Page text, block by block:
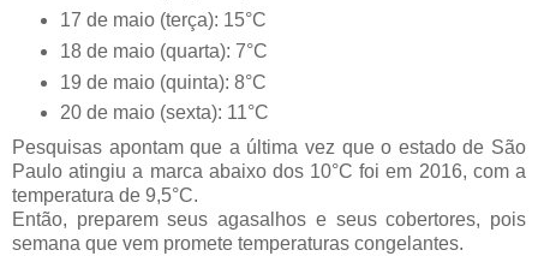
17 de maio (terça): 15°C
18 de maio (quarta): 7°C
19 de maio (quinta): 8°C
20 de maio (sexta): 11°C
Pesquisas apontam que a última vez que o estado de São
Paulo atingiu a marca abaixo dos 10°C foi em 2016, com a
temperatura de 9,5°C.
Então, preparem seus agasalhos e seus cobertores, pois
semana que vem promete temperaturas congelantes.